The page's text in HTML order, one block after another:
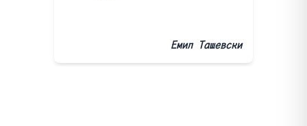
Емил Ташевски